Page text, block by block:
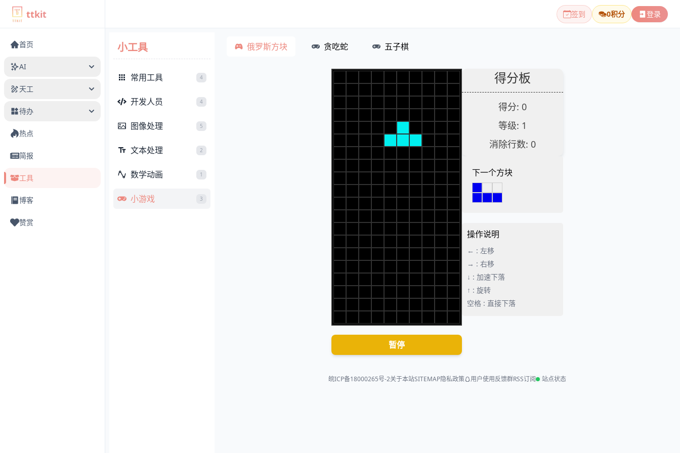
ttkit
首页
AI
对话
设置
天工
灵感画廊
我的创作
我的任务
待办
待办列表
待办分析
热点
简报
工具
博客
赞赏
签到 0积分 登录
小工具
常用工具 4
开发人员 4
图像处理 5
文本处理 2
数学动画 1
小游戏 3
俄罗斯方块 贪吃蛇 五子棋
暂停
得分板
得分: 0
等级: 1
消除行数: 0
下一个方块
操作说明
← : 左移
→ : 右移
↓ : 加速下落
↑ : 旋转
空格 : 直接下落
皖ICP备18000265号-2关于本站SITEMAP隐私政策 用户使用反馈群RSS订阅 站点状态